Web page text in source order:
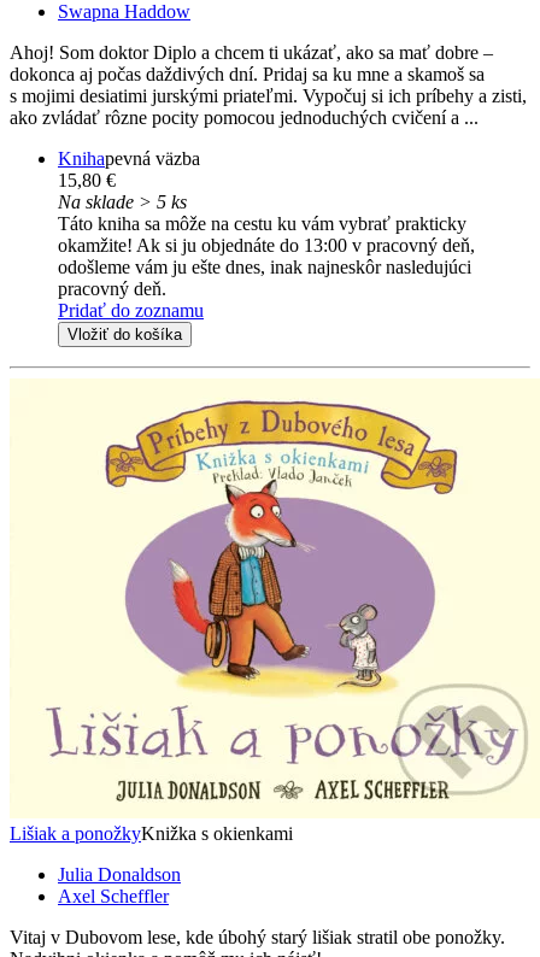
Swapna Haddow
Ahoj! Som doktor Diplo a chcem ti ukázať, ako sa mať dobre –
dokonca aj počas daždivých dní. Pridaj sa ku mne a skamoš sa
s mojimi desiatimi jurskými priateľmi. Vypočuj si ich príbehy a zisti,
ako zvládať rôzne pocity pomocou jednoduchých cvičení a ...
Knihapevná väzba
15,80 €
Na sklade > 5 ks
Táto kniha sa môže na cestu ku vám vybrať prakticky
okamžite! Ak si ju objednáte do 13:00 v pracovný deň,
odošleme vám ju ešte dnes, inak najneskôr nasledujúci
pracovný deň.
Pridať do zoznamu
Vložiť do košíka
Lišiak a ponožkyKnižka s okienkami
Julia Donaldson
Axel Scheffler
Vitaj v Dubovom lese, kde úbohý starý lišiak stratil obe ponožky.